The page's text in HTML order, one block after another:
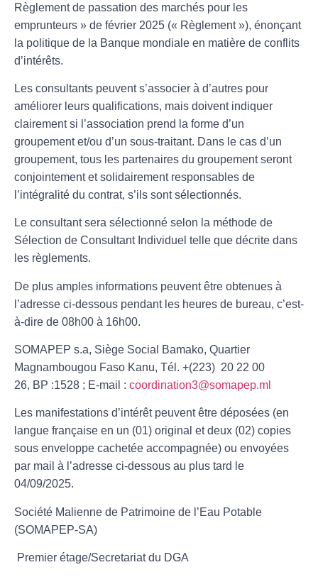
Règlement de passation des marchés pour les
emprunteurs » de février 2025 (« Règlement »), énonçant
la politique de la Banque mondiale en matière de conflits
d’intérêts.
Les consultants peuvent s’associer à d’autres pour
améliorer leurs qualifications, mais doivent indiquer
clairement si l’association prend la forme d’un
groupement et/ou d’un sous-traitant. Dans le cas d’un
groupement, tous les partenaires du groupement seront
conjointement et solidairement responsables de
l’intégralité du contrat, s’ils sont sélectionnés.
Le consultant sera sélectionné selon la méthode de
Sélection de Consultant Individuel telle que décrite dans
les règlements.
De plus amples informations peuvent être obtenues à
l’adresse ci-dessous pendant les heures de bureau, c’est-
à-dire de 08h00 à 16h00.
SOMAPEP s.a, Siège Social Bamako, Quartier
Magnambougou Faso Kanu, Tél. +(223) 20 22 00
26, BP :1528 ; E-mail : coordination3@somapep.ml
Les manifestations d’intérêt peuvent être déposées (en
langue française en un (01) original et deux (02) copies
sous enveloppe cachetée accompagnée) ou envoyées
par mail à l’adresse ci-dessous au plus tard le
04/09/2025.
Société Malienne de Patrimoine de l’Eau Potable
(SOMAPEP-SA)
Premier étage/Secretariat du DGA